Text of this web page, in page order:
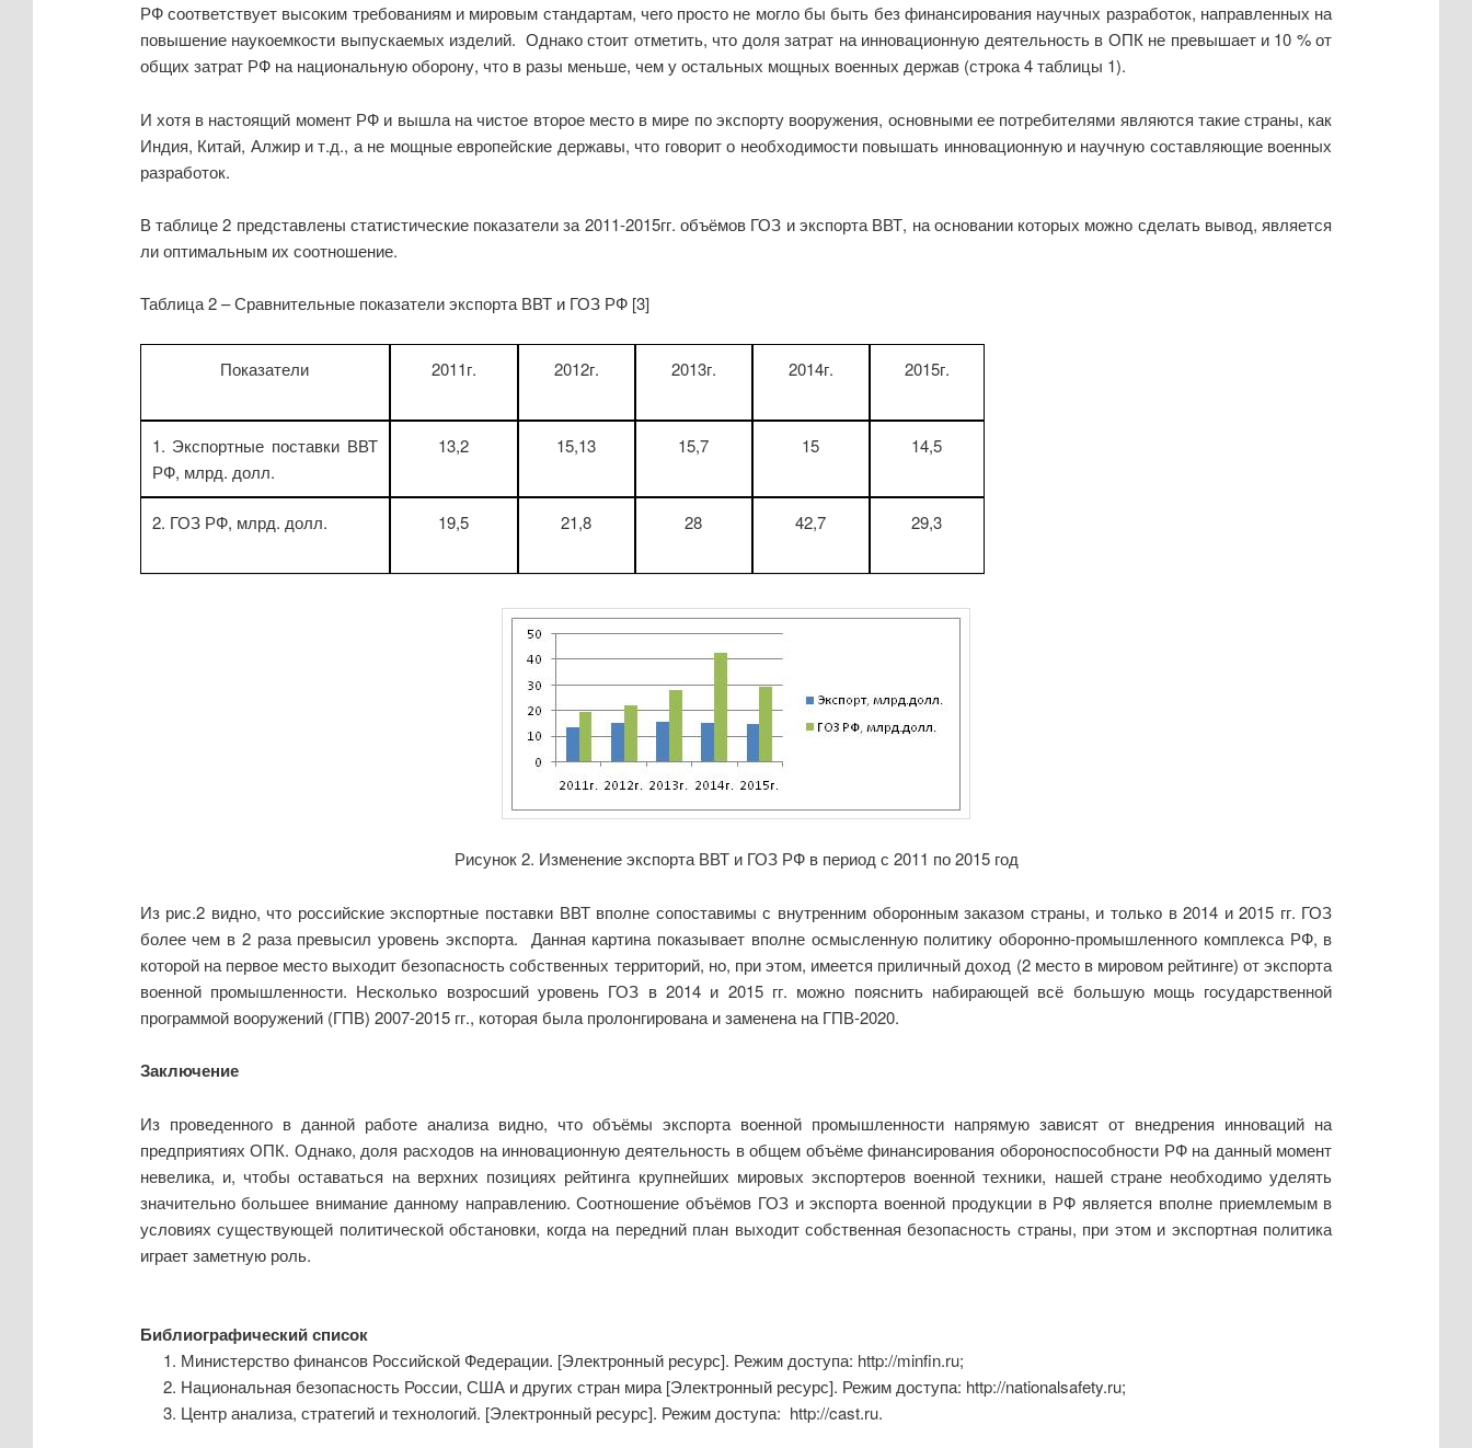
РФ соответствует высоким требованиям и мировым стандартам, чего просто не могло бы быть без финансирования научных разработок, направленных на
повышение наукоемкости выпускаемых изделий. Однако стоит отметить, что доля затрат на инновационную деятельность в ОПК не превышает и 10 % от
общих затрат РФ на национальную оборону, что в разы меньше, чем у остальных мощных военных держав (строка 4 таблицы 1).
И хотя в настоящий момент РФ и вышла на чистое второе место в мире по экспорту вооружения, основными ее потребителями являются такие страны, как
Индия, Китай, Алжир и т.д., а не мощные европейские державы, что говорит о необходимости повышать инновационную и научную составляющие военных
разработок.
В таблице 2 представлены статистические показатели за 2011-2015гг. объёмов ГОЗ и экспорта ВВТ, на основании которых можно сделать вывод, является
ли оптимальным их соотношение.
Таблица 2 – Сравнительные показатели экспорта ВВТ и ГОЗ РФ [3]
Показатели 2011г. 2012г. 2013г. 2014г. 2015г.
1. Экспортные поставки ВВТ
РФ, млрд. долл.
13,2 15,13 15,7 15 14,5
2. ГОЗ РФ, млрд. долл. 19,5 21,8 28 42,7 29,3
Рисунок 2. Изменение экспорта ВВТ и ГОЗ РФ в период с 2011 по 2015 год
Из рис.2 видно, что российские экспортные поставки ВВТ вполне сопоставимы с внутренним оборонным заказом страны, и только в 2014 и 2015 гг. ГОЗ
более чем в 2 раза превысил уровень экспорта. Данная картина показывает вполне осмысленную политику оборонно-промышленного комплекса РФ, в
которой на первое место выходит безопасность собственных территорий, но, при этом, имеется приличный доход (2 место в мировом рейтинге) от экспорта
военной промышленности. Несколько возросший уровень ГОЗ в 2014 и 2015 гг. можно пояснить набирающей всё большую мощь государственной
программой вооружений (ГПВ) 2007-2015 гг., которая была пролонгирована и заменена на ГПВ-2020.
Заключение
Из проведенного в данной работе анализа видно, что объёмы экспорта военной промышленности напрямую зависят от внедрения инноваций на
предприятиях ОПК. Однако, доля расходов на инновационную деятельность в общем объёме финансирования обороноспособности РФ на данный момент
невелика, и, чтобы оставаться на верхних позициях рейтинга крупнейших мировых экспортеров военной техники, нашей стране необходимо уделять
значительно большее внимание данному направлению. Соотношение объёмов ГОЗ и экспорта военной продукции в РФ является вполне приемлемым в
условиях существующей политической обстановки, когда на передний план выходит собственная безопасность страны, при этом и экспортная политика
играет заметную роль.
Библиографический список
Министерство финансов Российской Федерации. [Электронный ресурс]. Режим доступа: http://minfin.ru;
Национальная безопасность России, США и других стран мира [Электронный ресурс]. Режим доступа: http://nationalsafety.ru;
Центр анализа, стратегий и технологий. [Электронный ресурс]. Режим доступа: http://cast.ru.